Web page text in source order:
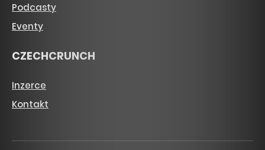
Podcasty
Eventy
CZECHCRUNCH
Inzerce
Kontakt